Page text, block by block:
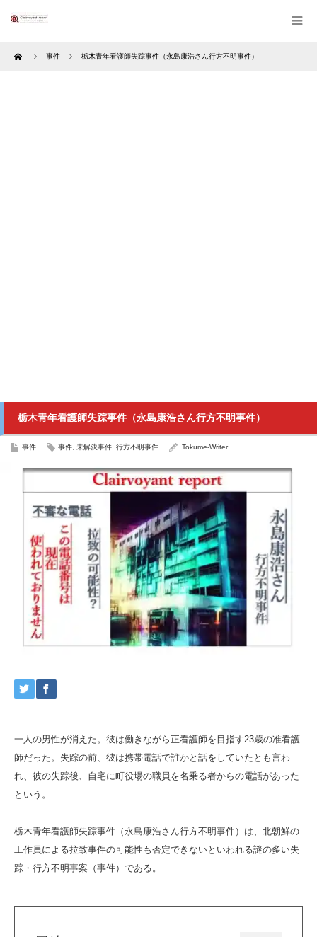
Home 事件 栃木青年看護師失踪事件（永島康浩さん行方不明事件）
栃木青年看護師失踪事件（永島康浩さん行方不明事件）
事件 事件 未解決事件 行方不明事件 Tokume-Writer
一人の男性が消えた。彼は働きながら正看護師を目指す23歳の准看護
師だった。失踪の前、彼は携帯電話で誰かと話をしていたとも言わ
れ、彼の失踪後、自宅に町役場の職員を名乗る者からの電話があった
という。
栃木青年看護師失踪事件（永島康浩さん行方不明事件）は、北朝鮮の
工作員による拉致事件の可能性も否定できないといわれる謎の多い失
踪・行方不明事案（事件）である。